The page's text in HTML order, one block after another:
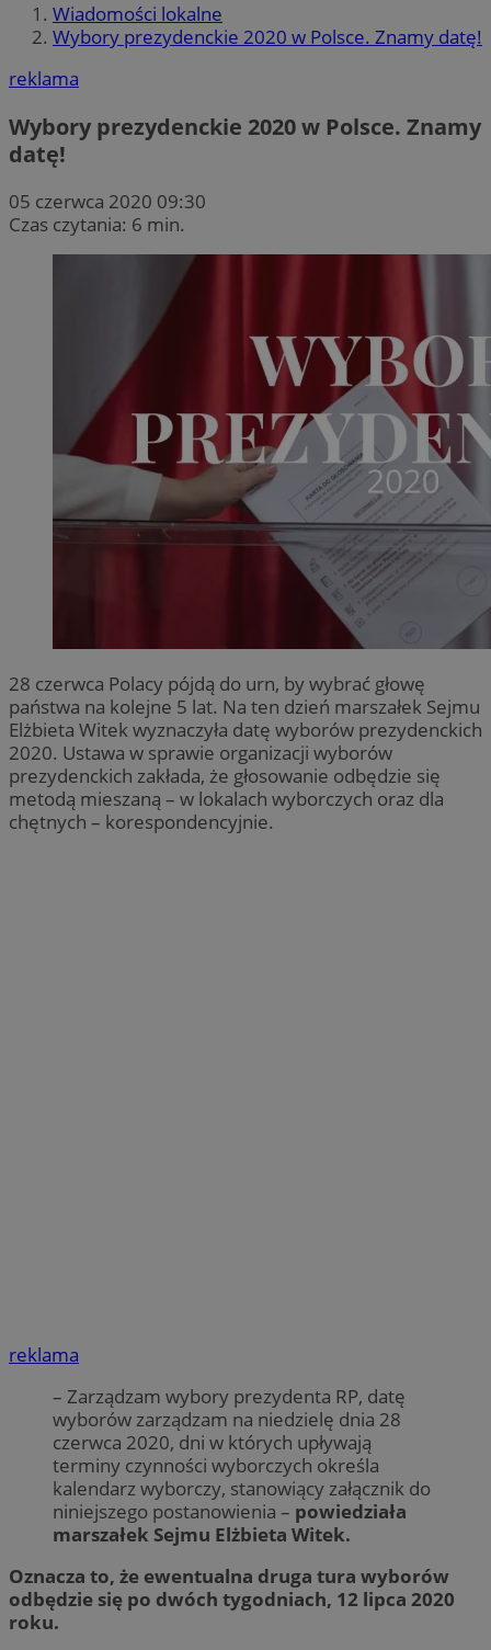
Wiadomości lokalne
Wybory prezydenckie 2020 w Polsce. Znamy datę!
reklama
Wybory prezydenckie 2020 w Polsce. Znamy
datę!
05 czerwca 2020 09:30
Czas czytania: 6 min.
28 czerwca Polacy pójdą do urn, by wybrać głowę
państwa na kolejne 5 lat. Na ten dzień marszałek Sejmu
Elżbieta Witek wyznaczyła datę wyborów prezydenckich
2020. Ustawa w sprawie organizacji wyborów
prezydenckich zakłada, że głosowanie odbędzie się
metodą mieszaną – w lokalach wyborczych oraz dla
chętnych – korespondencyjnie.
reklama
– Zarządzam wybory prezydenta RP, datę
wyborów zarządzam na niedzielę dnia 28
czerwca 2020, dni w których upływają
terminy czynności wyborczych określa
kalendarz wyborczy, stanowiący załącznik do
niniejszego postanowienia – powiedziała
marszałek Sejmu Elżbieta Witek.
Oznacza to, że ewentualna druga tura wyborów
odbędzie się po dwóch tygodniach, 12 lipca 2020
roku.